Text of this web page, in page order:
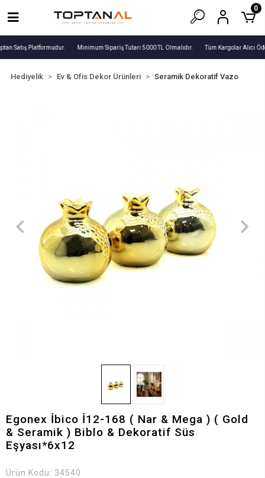
Satış Platformudur. Minimum Sipariş Tutarı 5000 TL Olmalıdır. Tüm Kargolar Alıcı
0
Hediyelik Ev & Ofis Dekor Ürünleri Seramik Dekoratif Vazo
Egonex İbico İ12-168 ( Nar & Mega ) ( Gold
& Seramik ) Biblo & Dekoratif Süs
Eşyası*6x12
Ürün Kodu: 34540